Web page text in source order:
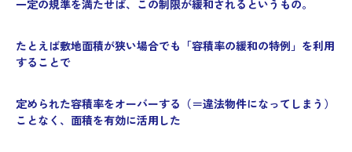
一定の規準を満たせば、この制限が緩和されるというもの。
たとえば敷地面積が狭い場合でも「容積率の緩和の特例」を利用
することで
定められた容積率をオーバーする（＝違法物件になってしまう）
ことなく、面積を有効に活用した